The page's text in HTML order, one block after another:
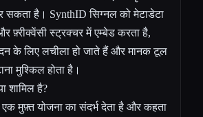
सकता है। SynthID सिग्नल को मेटाडेटा
फ़्रीक्वेंसी स्ट्रक्चर में एम्बेड करता है,
के लिए लचीला हो जाते हैं और मानक टूल
मुश्किल होता है।
शामिल है?
एक मुफ़्त योजना का संदर्भ देता है और कहता